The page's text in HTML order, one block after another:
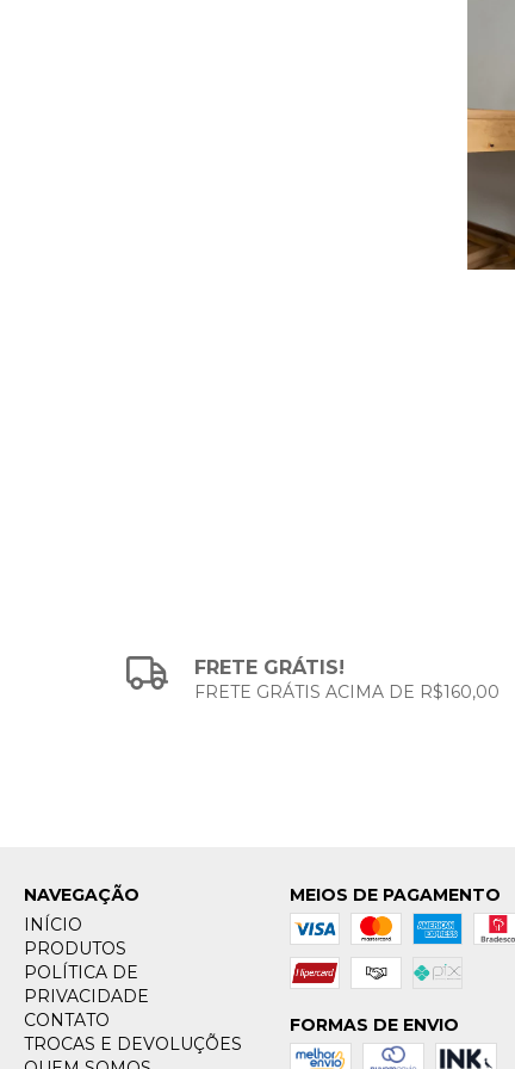
FRETE GRÁTIS!
FRETE GRÁTIS ACIMA DE R$160,00
NAVEGAÇÃO
INÍCIO
PRODUTOS
POLÍTICA DE
PRIVACIDADE
CONTATO
TROCAS E DEVOLUÇÕES
MEIOS DE PAGAMENTO
FORMAS DE ENVIO